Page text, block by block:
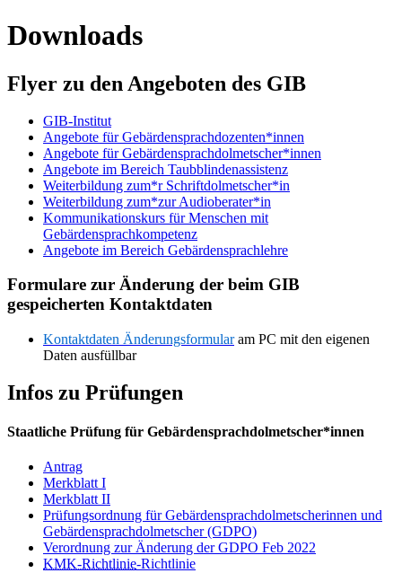
Downloads
Flyer zu den Angeboten des GIB
GIB-Institut
Angebote für Gebärdensprachdozenten*innen
Angebote für Gebärdensprachdolmetscher*innen
Angebote im Bereich Taubblindenassistenz
Weiterbildung zum*r Schriftdolmetscher*in
Weiterbildung zum*zur Audioberater*in
Kommunikationskurs für Menschen mit
Gebärdensprachkompetenz
Angebote im Bereich Gebärdensprachlehre
Formulare zur Änderung der beim GIB
gespeicherten Kontaktdaten
Kontaktdaten Änderungsformularam PC mit den eigenen
Daten ausfüllbar
Infos zu Prüfungen
Staatliche Prüfung für Gebärdensprachdolmetscher*innen
Antrag
Merkblatt I
Merkblatt II
Prüfungsordnung für Gebärdensprachdolmetscherinnen und
Gebärdensprachdolmetscher (GDPO)
Verordnung zur Änderung der GDPO Feb 2022
KMK-Richtlinie-Richtlinie